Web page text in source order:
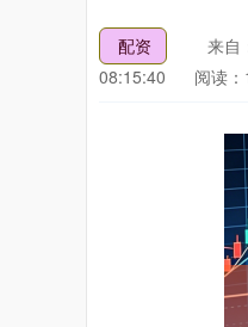
配资 来自
08:15:40
阅读